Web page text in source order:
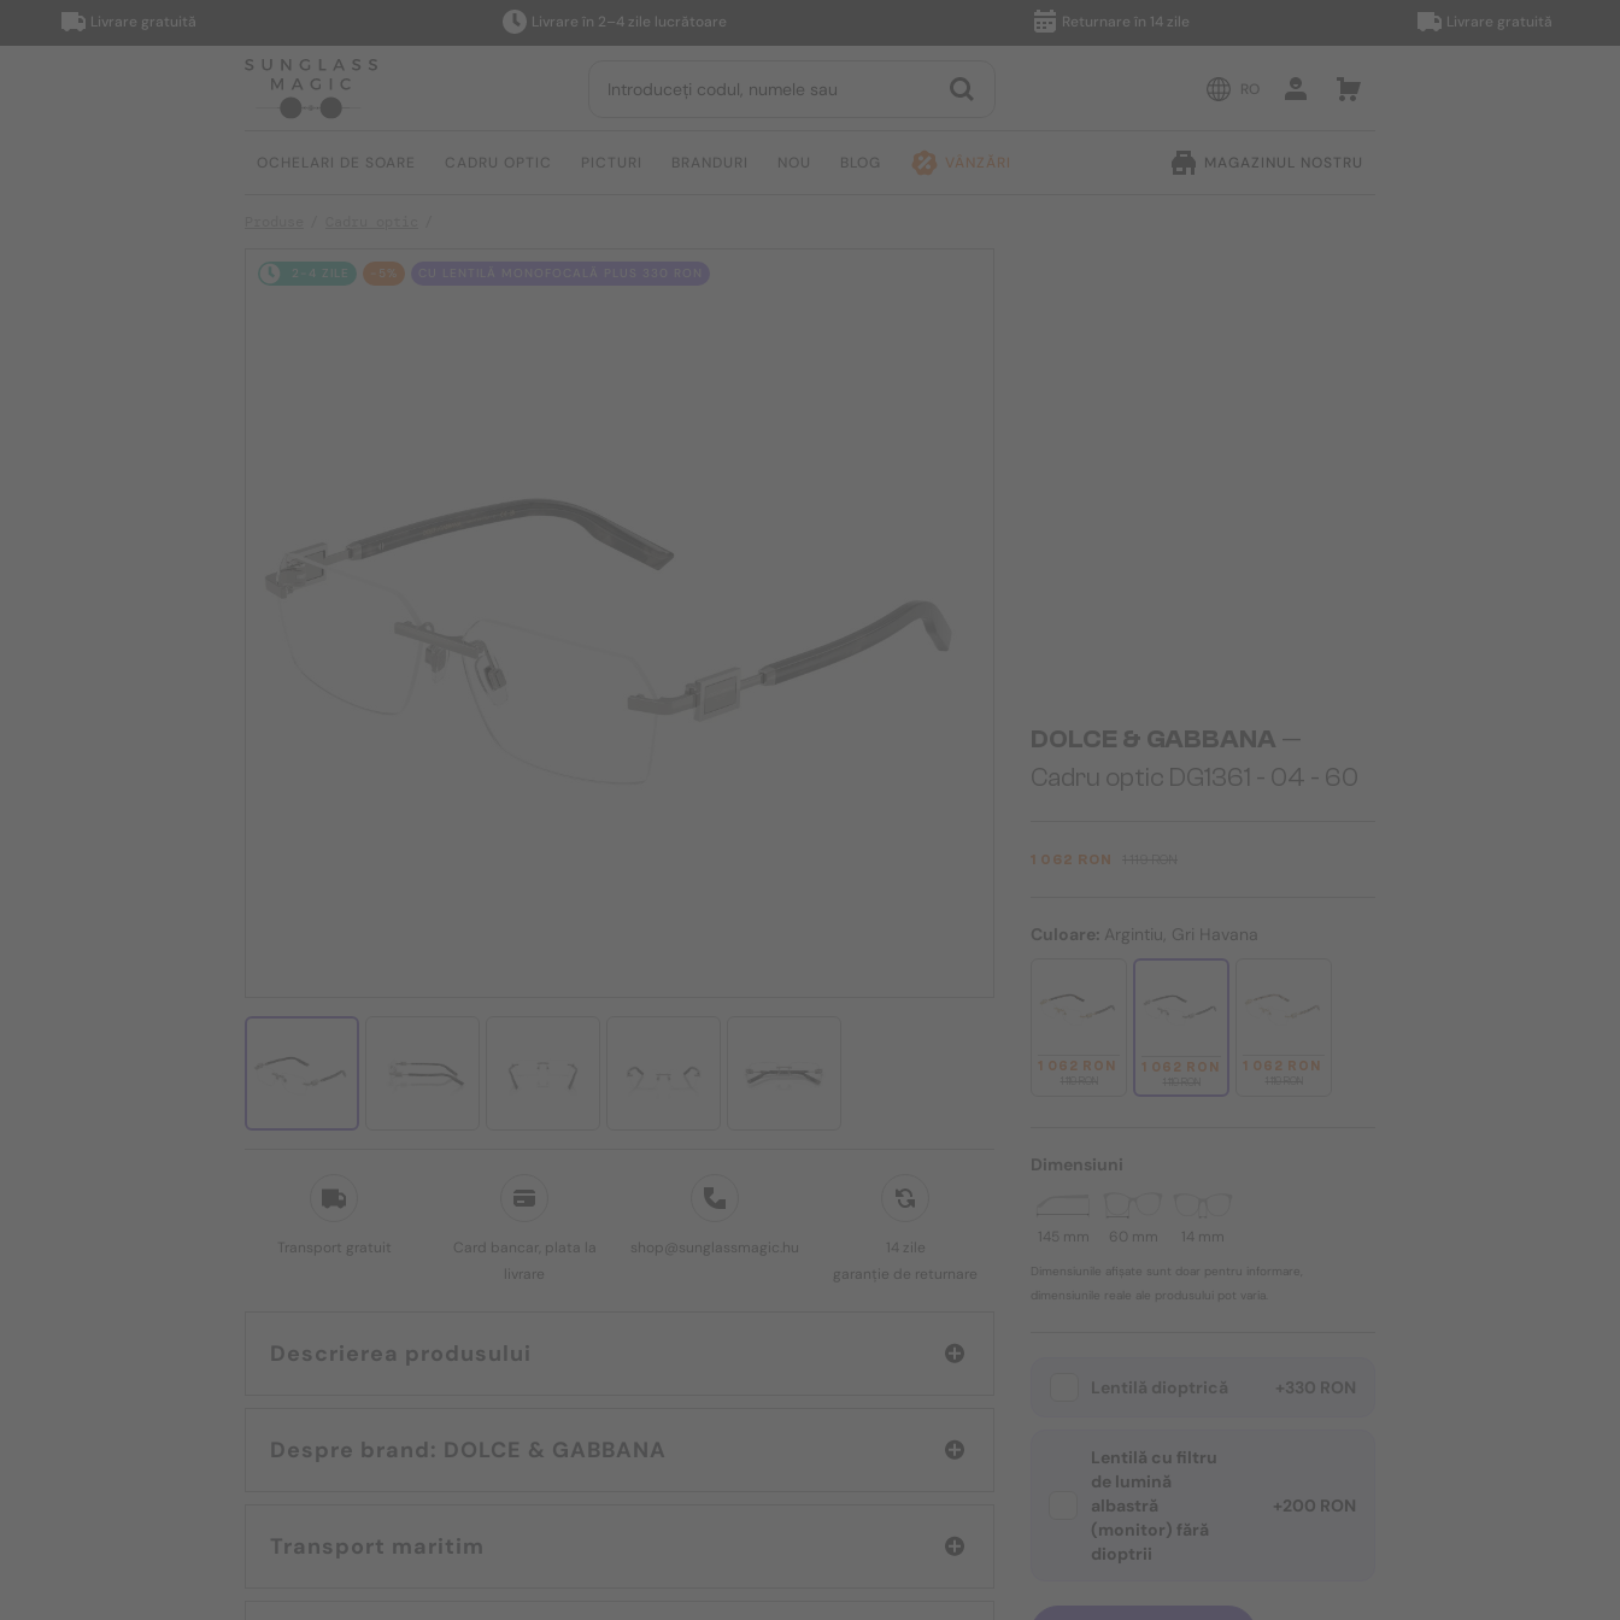
Livrare gratuită Livrare în 2–4 zile lucrătoare Returnare în 14 zile Livrare gratuită
RO
OCHELARI DE SOARE CADRU OPTIC PICTURI BRANDURI NOU BLOG VÂNZĂRI MAGAZINUL NOSTRU
2-4 ZILE -5%
Transport gratuit
Card bancar, plata la
livrare
shop@sunglassmagic.hu
14 zile
garanție de returnare
Descrierea produsului
Despre brand: DOLCE & GABBANA
Transport maritim
DOLCE & GABBANA —
Cadru optic DG1361 - ​04 - ​60
1 062 RON
Culoare: Argintiu, Gri Havana
1 062 RON 1 062 RON 1 062 RON
Dimensiuni
145 mm 60 mm 14 mm
Dimensiunile afișate sunt doar pentru informare,
dimensiunile reale ale produsului pot varia.
Lentilă dioptrică +330 RON
Lentilă cu filtru
de lumină
albastră
(monitor) fără
dioptrii
+200 RON